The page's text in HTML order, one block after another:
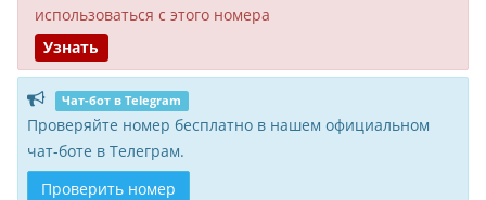
исполь­зоваться с этого номера
Узнать
Чат-бот в Telegram
Проверяйте номер бесплатно в нашем официальном
чат-боте в Телеграм.
Проверить номер